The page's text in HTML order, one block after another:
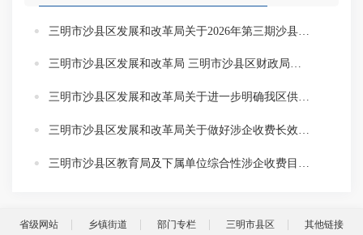
三明市沙县区发展和改革局 三明市沙县区财政局关于公布2026年行政事业性收费单位名单及项目的通告
三明市沙县区发展和改革局关于进一步明确我区供水价格优惠政策的通知
三明市沙县区发展和改革局关于做好涉企收费长效监管工作的函
省级网站 乡镇街道 部门专栏 三明市县区 其他链接